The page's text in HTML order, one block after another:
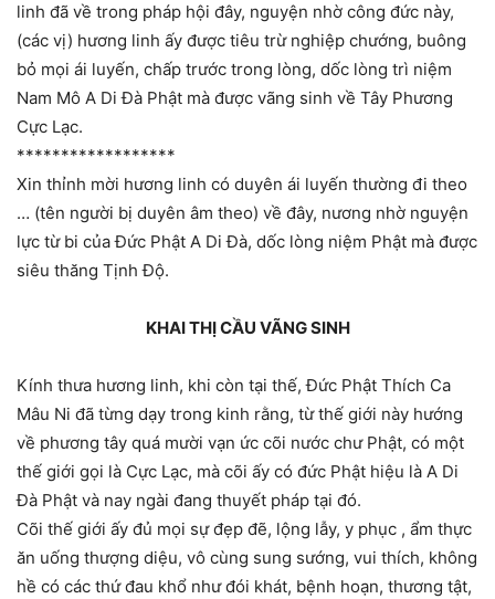
linh đã về trong pháp hội đây, nguyện nhờ công đức này,
(các vị) hương linh ấy được tiêu trừ nghiệp chướng, buông
bỏ mọi ái luyến, chấp trước trong lòng, dốc lòng trì niệm
Nam Mô A Di Đà Phật mà được vãng sinh về Tây Phương
Cực Lạc.
******************
Xin thỉnh mời hương linh có duyên ái luyến thường đi theo
… (tên người bị duyên âm theo) về đây, nương nhờ nguyện
lực từ bi của Đức Phật A Di Đà, dốc lòng niệm Phật mà được
siêu thăng Tịnh Độ.
KHAI THỊ CẦU VÃNG SINH
Kính thưa hương linh, khi còn tại thế, Đức Phật Thích Ca
Mâu Ni đã từng dạy trong kinh rằng, từ thế giới này hướng
về phương tây quá mười vạn ức cõi nước chư Phật, có một
thế giới gọi là Cực Lạc, mà cõi ấy có đức Phật hiệu là A Di
Đà Phật và nay ngài đang thuyết pháp tại đó.
Cõi thế giới ấy đủ mọi sự đẹp đẽ, lộng lẫy, y phục , ẩm thực
ăn uống thượng diệu, vô cùng sung sướng, vui thích, không
hề có các thứ đau khổ như đói khát, bệnh hoạn, thương tật,